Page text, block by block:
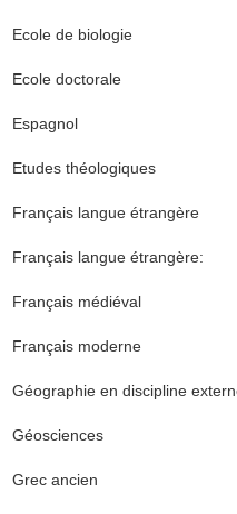
Ecole de biologie
Ecole doctorale
Espagnol
Etudes théologiques
Français langue étrangère
Français langue étrangère:
Français médiéval
Français moderne
Géographie en discipline
Géosciences
Grec ancien